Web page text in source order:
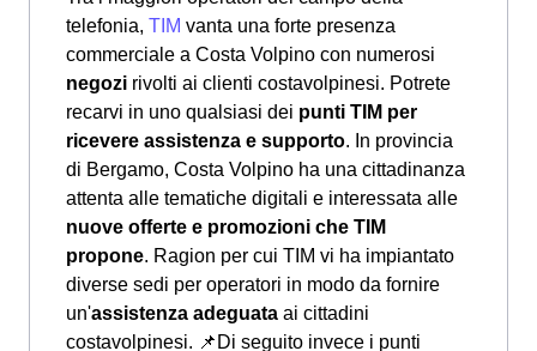
telefonia, TIM vanta una forte presenza
commerciale a Costa Volpino con numerosi
negozi rivolti ai clienti costavolpinesi. Potrete
recarvi in uno qualsiasi dei punti TIM per
ricevere assistenza e supporto. In provincia
di Bergamo, Costa Volpino ha una cittadinanza
attenta alle tematiche digitali e interessata alle
nuove offerte e promozioni che TIM
propone. Ragion per cui TIM vi ha impiantato
diverse sedi per operatori in modo da fornire
un'assistenza adeguata ai cittadini
costavolpinesi. 📌Di seguito invece i punti